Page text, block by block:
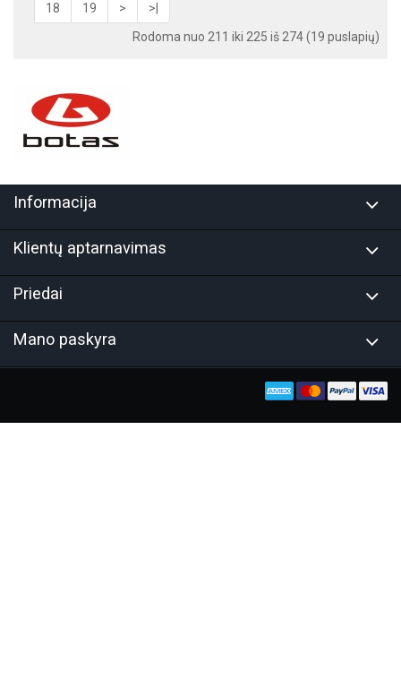
18 19 >
>|
Rodoma nuo 211 iki 225 iš 274 (19 puslapių)
Informacija
Klientų aptarnavimas
Priedai
Mano paskyra